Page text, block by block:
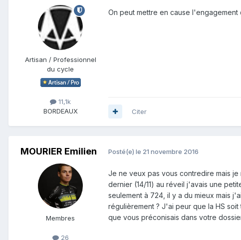
Artisan / Professionnel
du cycle
11,1k
BORDEAUX
On peut mettre en cause
Citer
MOURIER Emilien
Membres
26
Posté(e) le 21 novembre 2016
Je ne veux pas vous contredire mais
dernier (14/11) au réveil j'avais une
seulement à 724, il y a du mieux mais
régulièrement ? J'ai peur que la HS
que vous préconisais dans votre